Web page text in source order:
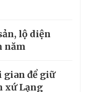
lộ diện
năm
gian để giữ
xứ Lạng